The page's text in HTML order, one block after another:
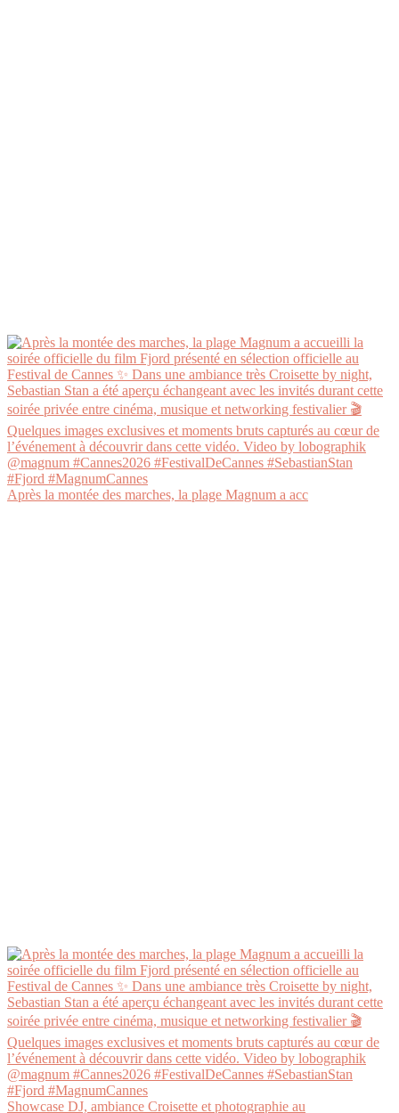
Après la montée des marches, la plage Magnum a acc
Showcase DJ, ambiance Croisette et photographie au